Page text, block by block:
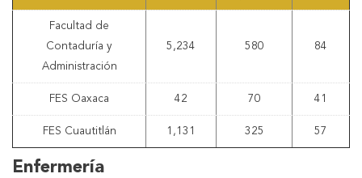
Facultad de
Contaduría y
Administración
5,234 580 84
FES Oaxaca 42 70 41
FES Cuautitlán 1,131 325 57
Enfermería